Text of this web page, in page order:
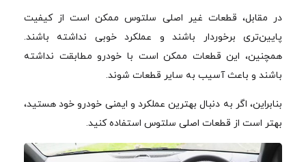
در مقابل، قطعات غیر اصلی سلتوس ممکن است از کیفیت
پایین‌تری برخوردار باشند و عملکرد خوبی نداشته باشند.
همچنین، این قطعات ممکن است با خودرو مطابقت نداشته
باشند و باعث آسیب به سایر قطعات شوند.
بنابراین، اگر به دنبال بهترین عملکرد و ایمنی خودرو خود هستید،
بهتر است از قطعات اصلی سلتوس استفاده کنید.